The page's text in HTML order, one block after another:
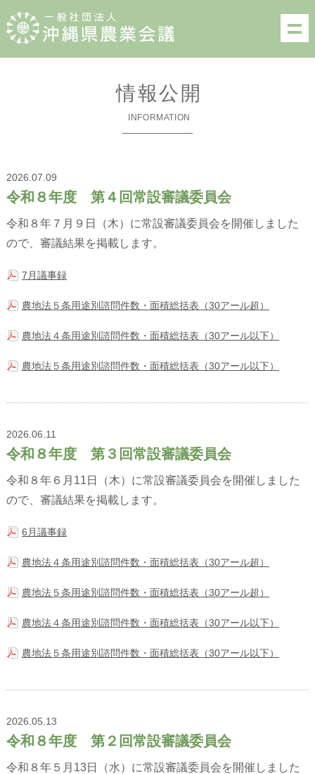
情報公開
INFORMATION
2026.07.09
令和８年度 第４回常設審議委員会
令和８年７月９日（木）に常設審議委員会を開催しました
ので、審議結果を掲載します。
7月議事録
農地法５条用途別諮問件数・面積総括表（30アール超）
農地法４条用途別諮問件数・面積総括表（30アール以下）
農地法５条用途別諮問件数・面積総括表（30アール以下）
2026.06.11
令和８年度 第３回常設審議委員会
令和８年６月11日（木）に常設審議委員会を開催しました
ので、審議結果を掲載します。
6月議事録
農地法４条用途別諮問件数・面積総括表（30アール超）
農地法５条用途別諮問件数・面積総括表（30アール超）
農地法４条用途別諮問件数・面積総括表（30アール以下）
農地法５条用途別諮問件数・面積総括表（30アール以下）
2026.05.13
令和８年度 第２回常設審議委員会
令和８年５月13日（水）に常設審議委員会を開催しました